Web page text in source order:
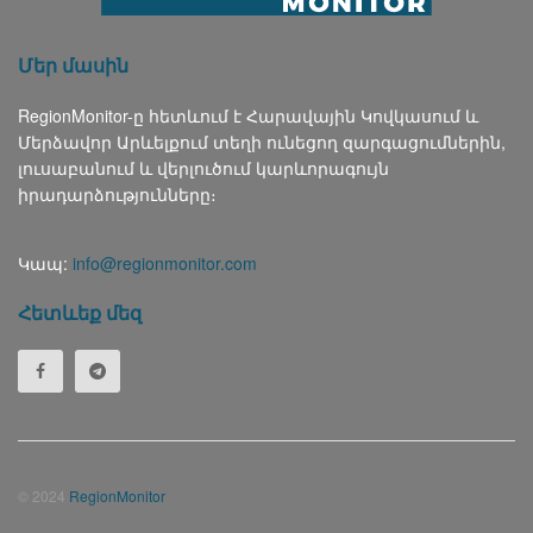
Մեր մասին
RegionMonitor-ը հետևում է Հարավային Կովկասում և
Մերձավոր Արևելքում տեղի ունեցող զարգացումներին,
լուսաբանում և վերլուծում կարևորագույն
իրադարձությունները։
Կապ: info@regionmonitor.com
Հետևեք մեզ
© 2024 RegionMonitor